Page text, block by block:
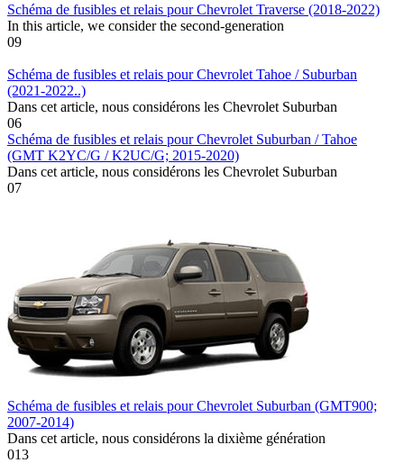
Schéma de fusibles et relais pour Chevrolet Traverse (2018-2022)
In this article, we consider the second-generation
09
Schéma de fusibles et relais pour Chevrolet Tahoe / Suburban
(2021-2022..)
Dans cet article, nous considérons les Chevrolet Suburban
06
Schéma de fusibles et relais pour Chevrolet Suburban / Tahoe
(GMT K2YC/G / K2UC/G; 2015-2020)
Dans cet article, nous considérons les Chevrolet Suburban
07
Schéma de fusibles et relais pour Chevrolet Suburban (GMT900;
2007-2014)
Dans cet article, nous considérons la dixième génération
013